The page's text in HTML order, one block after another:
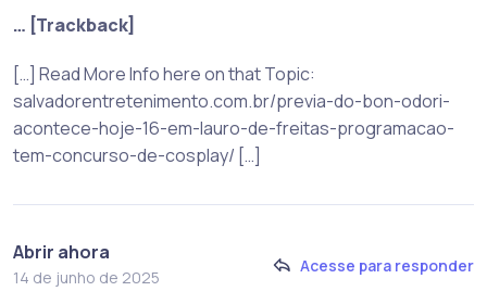
… [Trackback]
[…] Read More Info here on that Topic:
salvadorentretenimento.com.br/previa-do-bon-odori-
acontece-hoje-16-em-lauro-de-freitas-programacao-
tem-concurso-de-cosplay/ […]
Abrir ahora
14 de junho de 2025
Acesse para responder